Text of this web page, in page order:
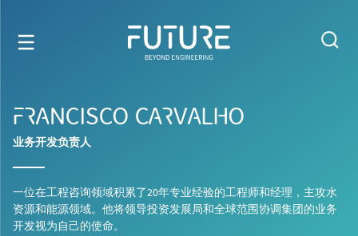
FRANCISCO CARVALHO
业务开发负责人
一位在工程咨询领域积累了20年专业经验的工程师和经理，主攻水
资源和能源领域。他将领导投资发展局和全球范围协调集团的业务
开发视为自己的使命。